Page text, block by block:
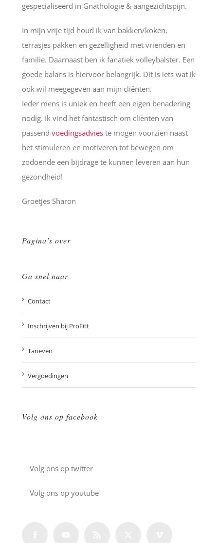
gespecialiseerd in Gnathologie & aangezichtspijn.
In mijn vrije tijd houd ik van bakken/koken,
terrasjes pakken en gezelligheid met vrienden en
familie. Daarnaast ben ik fanatiek volleybalster. Een
goede balans is hiervoor belangrijk. Dit is iets wat ik
ook wil meegegeven aan mijn cliënten.
Ieder mens is uniek en heeft een eigen benadering
nodig. Ik vind het fantastisch om cliënten van
passend voedingsadvies te mogen voorzien naast
het stimuleren en motiveren tot bewegen om
zodoende een bijdrage te kunnen leveren aan hun
gezondheid!
Groetjes Sharon
Pagina’s over
Ga snel naar
Contact
Inschrijven bij ProFitt
Tarieven
Vergoedingen
Volg ons op facebook
Volg ons op twitter
Volg ons op youtube